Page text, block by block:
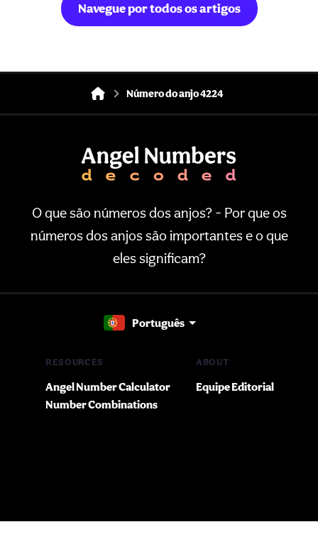
Navegue por todos os artigos
Número do anjo 4224
O que são números dos anjos? - Por que os
números dos anjos são importantes e o que
eles significam?
Português
RESOURCES
Angel Number Calculator
Number Combinations
ABOUT
Equipe Editorial